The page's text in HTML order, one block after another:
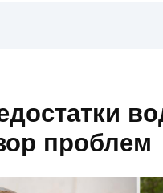
проблем